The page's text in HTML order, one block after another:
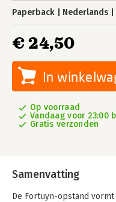
Paperback Nederlands
€ 24,50
In
Op voorraad
Vandaag voor 23:00
Gratis verzonden
Samenvatting
De Fortuyn-opstand